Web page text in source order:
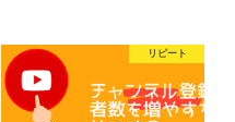
リピート